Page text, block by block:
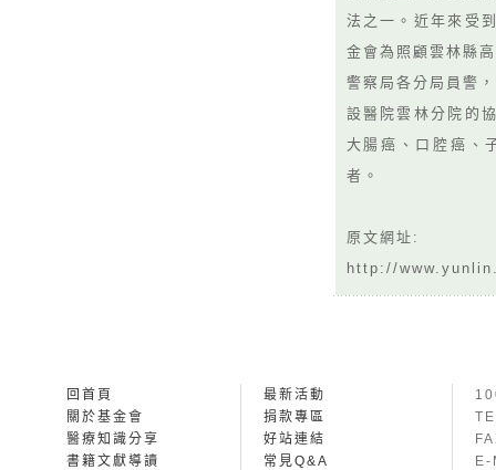
法之一。近年來受
金會為照顧雲林縣
警察局各分局員警
設醫院雲林分院的
大腸癌、口腔癌、
者。
原文網址:
http://
回首頁
關於基金會
醫療知識分享
書籍文獻導讀
最新活動
捐款專區
好站連結
常見Q&A